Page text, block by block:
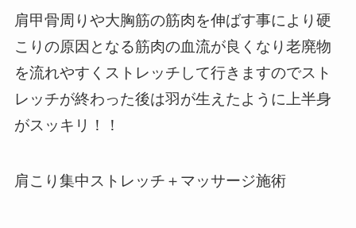
肩甲骨周りや大胸筋の筋肉を伸ばす事により硬
こりの原因となる筋肉の血流が良くなり老廃物
を流れやすくストレッチして行きますのでスト
レッチが終わった後は羽が生えたように上半身
がスッキリ！！
肩こり集中ストレッチ＋マッサージ施術